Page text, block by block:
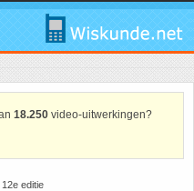
18.250 video-uitwerkingen?
editie
hoeken